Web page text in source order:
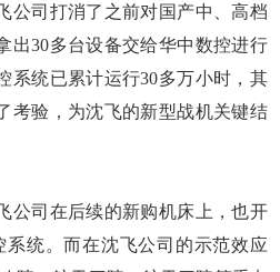
公司打消了之前对国产中、高档
出30多台设备交给华中数控进行
系统已累计运行30多万小时，其
考验，为沈飞的新型战机关键结
司在后续的新购机床上，也开
系统。而在沈飞公司的示范效应